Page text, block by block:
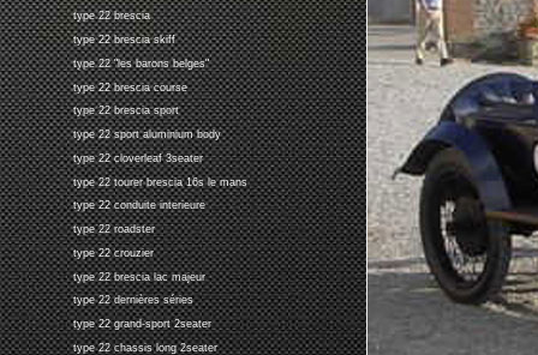
type 22 brescia
type 22 brescia skiff
type 22 "les barons belges"
type 22 brescia course
type 22 brescia sport
type 22 sport aluminium body
type 22 cloverleaf 3seater
type 22 tourer brescia 16s le mans
type 22 conduite interieure
type 22 roadster
type 22 crouzier
type 22 brescia lac majeur
type 22 dernières séries
type 22 grand-sport 2seater
type 22 chassis long 2seater